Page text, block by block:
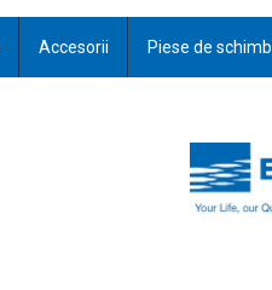
Accesorii Piese de schimb